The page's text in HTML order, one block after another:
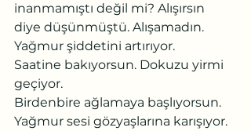
inanmamıştı değil mi? Alışırsın
diye düşünmüştü. Alışamadın.
Yağmur şiddetini artırıyor.
Saatine bakıyorsun. Dokuzu yirmi
geçiyor.
Birdenbire ağlamaya başlıyorsun.
Yağmur sesi gözyaşlarına karışıyor.